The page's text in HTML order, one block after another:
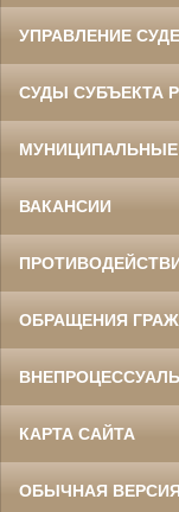
УПРАВЛЕНИЕ
СУДЫ СУБЪЕКТА
ВАКАНСИИ
ОБРАЩЕНИЯ
КАРТА САЙТА
ОБЫЧНАЯ